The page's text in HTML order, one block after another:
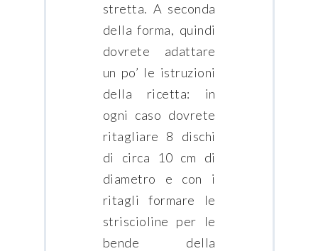
stretta. A seconda
della forma, quindi
dovrete adattare
un po’ le istruzioni
della ricetta: in
ogni caso dovrete
ritagliare 8 dischi
di circa 10 cm di
diametro e con i
ritagli formare le
striscioline per le
bende della